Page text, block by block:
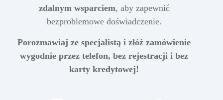
zdalnym wsparciem, aby zapewnić
bezproblemowe doświadczenie.
Porozmawiaj ze specjalistą i złóż zamówienie
wygodnie przez telefon, bez rejestracji i bez
karty kredytowej!